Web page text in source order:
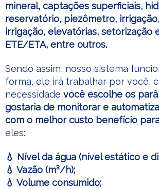
mineral, captações superficiais,
reservatório, piezômetro,
irrigação, elevatórias, setorização
ETE/ETA, entre outros.
Sendo assim, nosso sistema
forma, ele irá trabalhar por você,
necessidade você escolhe os
gostaria de monitorar e
com o melhor custo benefício
eles:
💧​ Nível da água (nível estático e
💧 Vazão (m³/h);
💧 Volume consumido;